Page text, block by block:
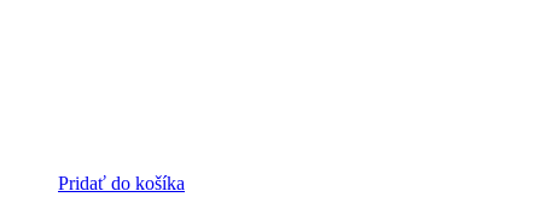
Pridať do košíka